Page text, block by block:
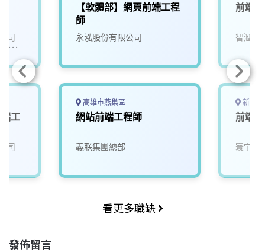
司
豐
工
司
【軟體部】網頁前端工程
師
永泓股份有限公司
高雄市燕巢區
網站前端工程師
義联集團總部
前端
智滙科
新北
前端
寰宇數
看更多職缺
發佈留言